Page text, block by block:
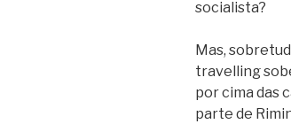
socialista?
Mas,
travelling
por cima das
parte de